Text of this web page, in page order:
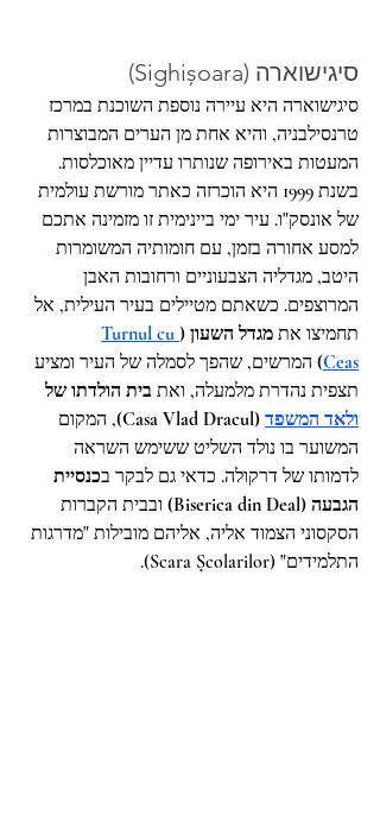
סיגישוארה (Sighișoara)
סיגישוארה היא עיירה נוספת השוכנת במרכז
טרנסילבניה, והיא אחת מן הערים המבוצרות
המעטות באירופה שנותרו עדיין מאוכלסות.
בשנת 1999 היא הוכרזה כאתר מורשת עולמית
של אונסק"ו. עיר ימי ביינימית זו מזמינה אתכם
למסע אחורה בזמן, עם חומותיה המשומרות
היטב, מגדליה הצבעוניים ורחובות האבן
המרוצפים. כשאתם מטיילים בעיר העילית, אל
תחמיצו את מגדל השעון ( Turnul cu
Ceas
) המרשים, שהפך לסמלה של העיר ומציע
תצפית נהדרת מלמעלה, ואת בית הולדתו של
ולאד המשפד (Casa Vlad Dracul)
, המקום
המשוער בו נולד השליט ששימש השראה
לדמותו של דרקולה. כדאי גם לבקר בכנסיית
הגבעה (Biserica din Deal)
ובבית הקברות
הסקסוני הצמוד אליה, אליהם מובילות "מדרגות
התלמידים" (Scara Școlarilor).